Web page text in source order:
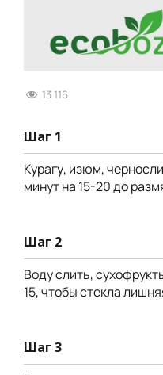
13 116
Шаг 1
Курагу, изюм,
минут на 15-20 до
Шаг 2
Воду слить,
15, чтобы стекла
Шаг 3